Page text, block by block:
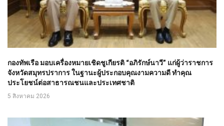
กองทัพเรือ มอบเครื่องหมายเชิดชูเกียรติ “อภิรักษ์นาวี” แก่ผู้ว่าราชการ
จังหวัดสมุทรปราการ ในฐานะผู้ประกอบคุณงามความดี ทำคุณ
ประโยชน์ต่อสาธารณชนและประเทศชาติ
5 สิงหาคม 2026